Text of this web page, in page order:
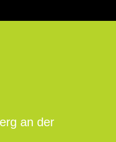
an der